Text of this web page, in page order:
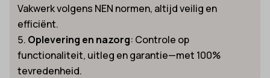
Vakwerk volgens NEN normen, altijd veilig en
efficiënt.
Oplevering en nazorg: Controle op
functionaliteit, uitleg en garantie—met 100%
tevredenheid.